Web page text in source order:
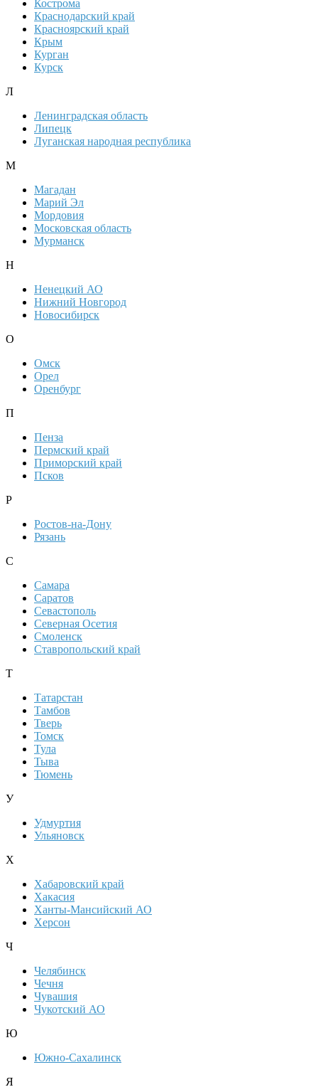
Кострома
Краснодарский край
Красноярский край
Крым
Курган
Курск
Л
Ленинградская область
Липецк
Луганская народная республика
М
Магадан
Марий Эл
Мордовия
Московская область
Мурманск
Н
Ненецкий АО
Нижний Новгород
Новосибирск
О
Омск
Орел
Оренбург
П
Пенза
Пермский край
Приморский край
Псков
Р
Ростов-на-Дону
Рязань
С
Самара
Саратов
Севастополь
Северная Осетия
Смоленск
Ставропольский край
Т
Татарстан
Тамбов
Тверь
Томск
Тула
Тыва
Тюмень
У
Удмуртия
Ульяновск
Х
Хабаровский край
Хакасия
Ханты-Мансийский АО
Херсон
Ч
Челябинск
Чечня
Чувашия
Чукотский АО
Ю
Южно-Сахалинск
Я